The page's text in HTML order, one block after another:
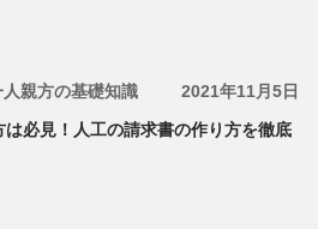
人親方の基礎知識 2021年11月5日
は必見！人工の請求書の作り方を徹底